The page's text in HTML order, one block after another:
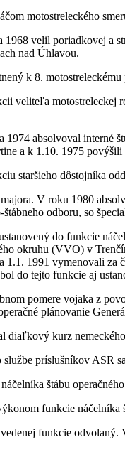
motostreleckého
1968 velil poriadkovej
nad Úhlavou.
k 8.
veliteľa motostreleckej
1974 absolvoval
a k 1.10. 1975 povýšili
staršieho dôstojníka
V roku 1980
odboru, so
do funkcie
okruhu (VVO) v
1991 vymenovali za
do tejto funkcie aj
pomere vojaka z
plánovanie
diaľkový kurz
príslušníkov ASR
štábu
funkcie
funkcie